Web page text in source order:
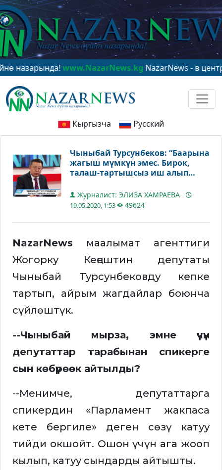
www.NazarNews.kgNazarNews - в центре
Кыргызча Русский
Чыныбай Турсунбеков: “Баарына
жагыш мүмкүн эмес. Бирок,
талаш-тартышсыз иш алып
Журналист: ЭЛИЗА ХАМРАЕВА
19.05.2020, 1:53 49624
NazarNews маалымат агенттиги
Жогорку Кеңештин депутаты
Чыныбай Турсунбековду кепке
тартып, айрым жагдайлар боюнча
сүйлөштүк.
--Чыныбай мырза, эмне үчүн
депутаттар тарабынан спикерге
сын көбүрөөк айтылды?
--Менимче, депутаттарга
спикердин «Парламент жакпаса
кете бергиле» деген сөзү катуу
тийди окшойт. Ошон үчүн ага жооп
кылып, катуу сындарды айтышты.